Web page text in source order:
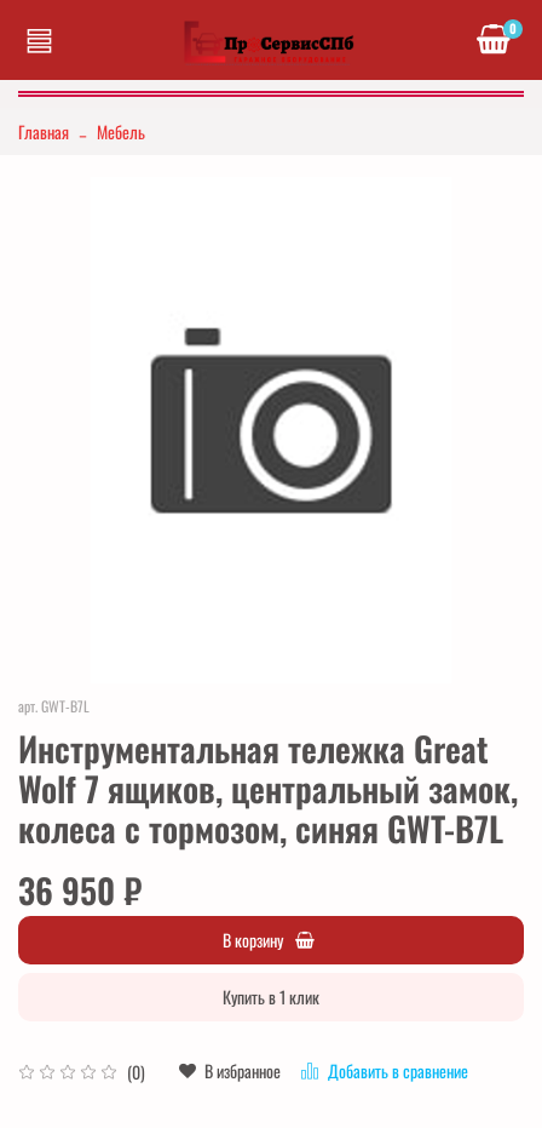
0
Главная Мебель
арт.GWT-B7L
Инструментальная тележка Great
Wolf 7 ящиков, центральный замок,
колеса с тормозом, синяя GWT-B7L
(0) В избранное Добавить в сравнение
36 950 ₽
В корзину
Купить в 1 клик